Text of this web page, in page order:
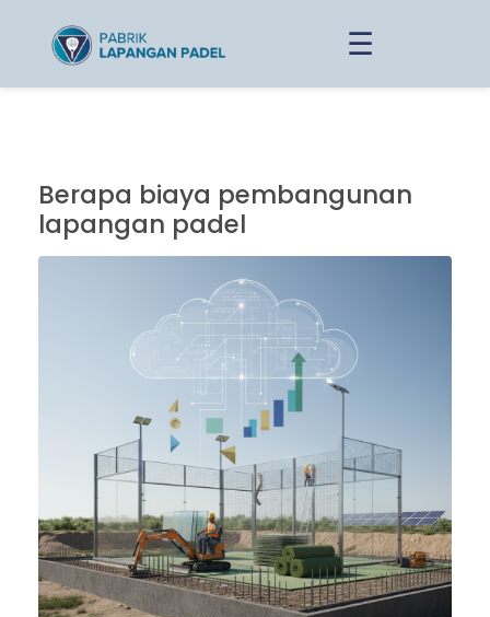
☰
Berapa biaya pembangunan
lapangan padel